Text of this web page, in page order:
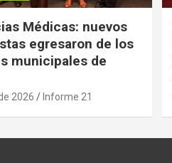
Médicas: nuevos
egresaron de los
municipales de
2026 Informe 21